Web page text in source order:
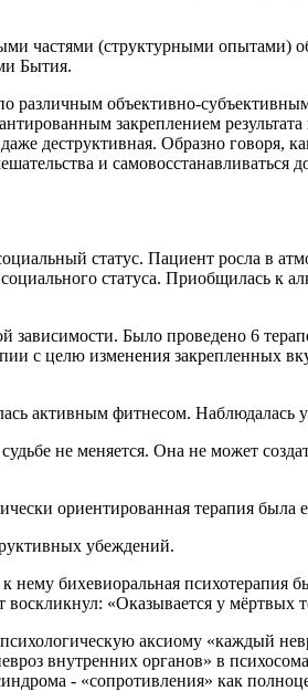
частями (структурными опытами)
Бытия.
различным объективно-
закреплением
даже деструктивная. Образно
и
статус. Пациент росла в
статуса. Приобщилась к
зависимости. Было проведено 6
с целю изменения закрепленных
активным фитнесом.
не меняется. Она не может
ориентированная терапия была
убеждений.
бихевиоральная психотерапия
«Оказывается у мёртвых
аксиому «каждый
внутренних органов» в
- «сопротивления» как